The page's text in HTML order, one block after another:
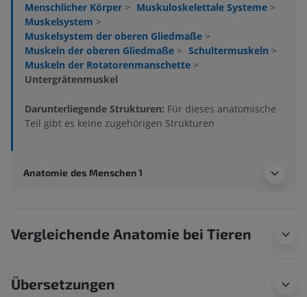
Menschlicher Körper > Muskuloskelettale Systeme >
Muskelsystem >
Muskelsystem der oberen Gliedmaße >
Muskeln der oberen Gliedmaße > Schultermuskeln >
Muskeln der Rotatorenmanschette >
Untergrätenmuskel
Darunterliegende Strukturen: Für dieses anatomische
Teil gibt es keine zugehörigen Strukturen
Anatomie des Menschen 1
Vergleichende Anatomie bei Tieren
Übersetzungen